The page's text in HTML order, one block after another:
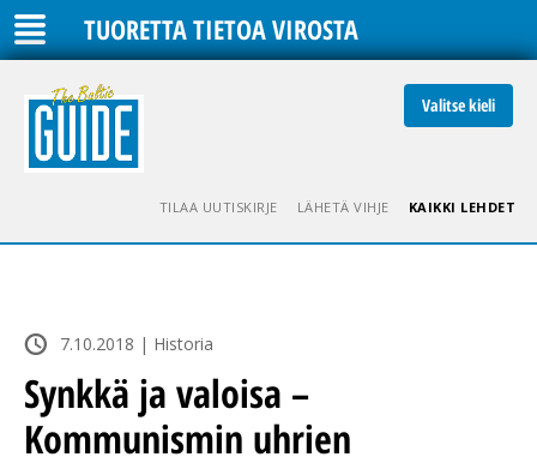
TUORETTA TIETOA VIROSTA
Valitse kieli
TILAA UUTISKIRJE LÄHETÄ VIHJE KAIKKI LEHDET
7.10.2018 | Historia
Synkkä ja valoisa –
Kommunismin uhrien